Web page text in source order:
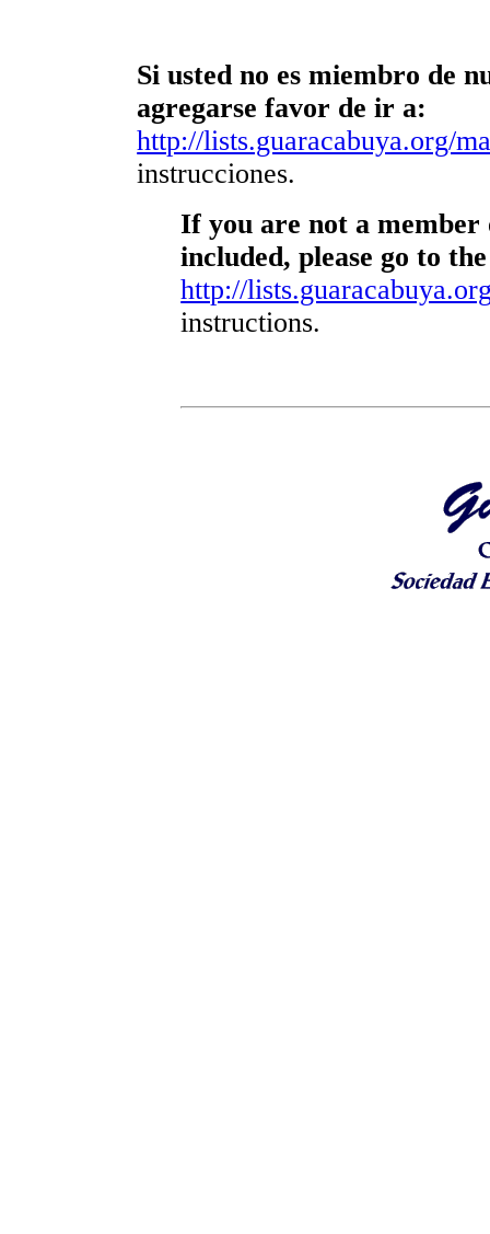
Si usted no es miembro de
agregarse favor de ir a:
http://lists.guaracabuya.org/
instrucciones.
If you are not a
included, please go to
http://
instructions.